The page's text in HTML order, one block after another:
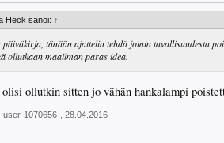
Heck sanoi: ↑
päiväkirja, tänään ajattelin tehdä jotain tavallisuudesta
ollutkaan maailman paras idea.
ollutkin sitten jo vähän hankalampi
user-1070656- 28.04.2016